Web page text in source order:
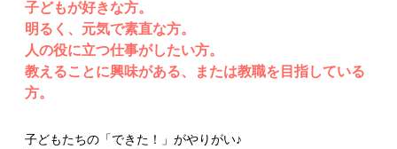
子どもが好きな方。
明るく、元気で素直な方。
人の役に立つ仕事がしたい方。
教えることに興味がある、または教職を目指している
方。
子どもたちの「できた！」がやりがい♪